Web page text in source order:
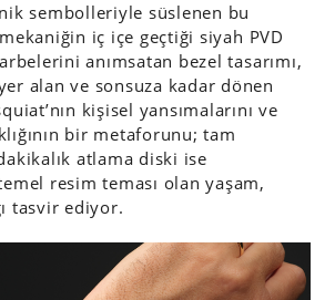
sembolleriyle süslenen bu
iç içe geçtiği siyah PVD
anımsatan bezel tasarımı,
alan ve sonsuza kadar dönen
kişisel yansımalarını ve
bir metaforunu; tam
atlama diski ise
resim teması olan yaşam,
tasvir ediyor.